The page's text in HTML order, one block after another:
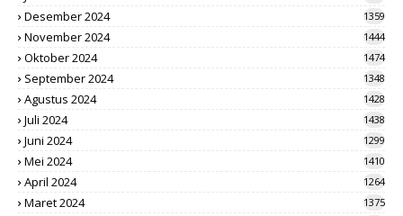
Desember 2024 1359
November 2024 1444
Oktober 2024 1474
September 2024 1348
Agustus 2024 1428
Juli 2024 1438
Juni 2024 1299
Mei 2024 1410
April 2024 1264
Maret 2024 1375